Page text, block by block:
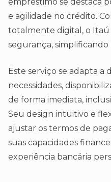
e agilidade no crédito.
totalmente digital, o Itaú
segurança, simplificando
Este serviço se adapta a
necessidades,
de forma imediata,
Seu design intuitivo e
ajustar os termos de
suas capacidades
experiência bancária